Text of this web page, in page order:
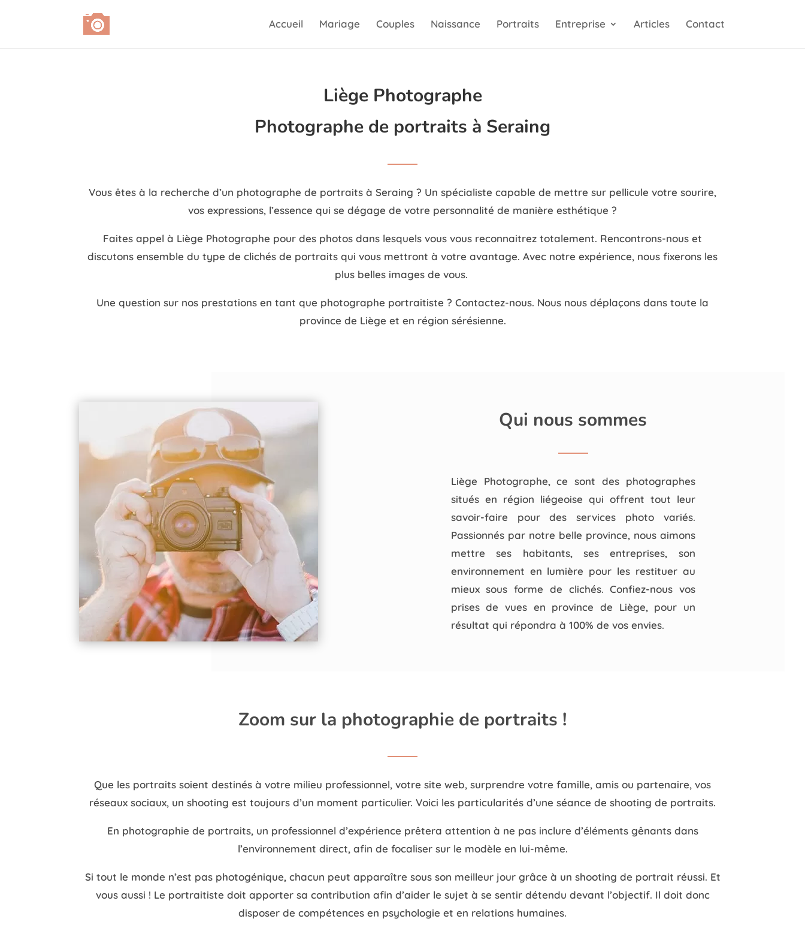
Accueil Mariage Couples Naissance Portraits Entreprise Articles Contact
Liège Photographe
Photographe de portraits à Seraing
Vous êtes à la recherche d’un photographe de portraits à Seraing ? Un spécialiste capable de mettre sur pellicule votre sourire,
vos expressions, l’essence qui se dégage de votre personnalité de manière esthétique ?
Faites appel à Liège Photographe pour des photos dans lesquels vous vous reconnaitrez totalement. Rencontrons-nous et
discutons ensemble du type de clichés de portraits qui vous mettront à votre avantage. Avec notre expérience, nous fixerons les
plus belles images de vous.
Une question sur nos prestations en tant que photographe portraitiste ? Contactez-nous. Nous nous déplaçons dans toute la
province de Liège et en région sérésienne.
Qui nous sommes
Liège Photographe, ce sont des photographes
situés en région liégeoise qui offrent tout leur
savoir-faire pour des services photo variés.
Passionnés par notre belle province, nous aimons
mettre ses habitants, ses entreprises, son
environnement en lumière pour les restituer au
mieux sous forme de clichés. Confiez-nous vos
prises de vues en province de Liège, pour un
résultat qui répondra à 100% de vos envies.
Zoom sur la photographie de portraits !
Que les portraits soient destinés à votre milieu professionnel, votre site web, surprendre votre famille, amis ou partenaire, vos
réseaux sociaux, un shooting est toujours d’un moment particulier. Voici les particularités d’une séance de shooting de portraits.
En photographie de portraits, un professionnel d’expérience prêtera attention à ne pas inclure d’éléments gênants dans
l’environnement direct, afin de focaliser sur le modèle en lui-même.
Si tout le monde n’est pas photogénique, chacun peut apparaître sous son meilleur jour grâce à un shooting de portrait réussi. Et
vous aussi ! Le portraitiste doit apporter sa contribution afin d’aider le sujet à se sentir détendu devant l’objectif. Il doit donc
disposer de compétences en psychologie et en relations humaines.